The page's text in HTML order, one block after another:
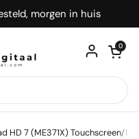
morgen in huis
0
HD 7 (ME371X) Touchscreen/